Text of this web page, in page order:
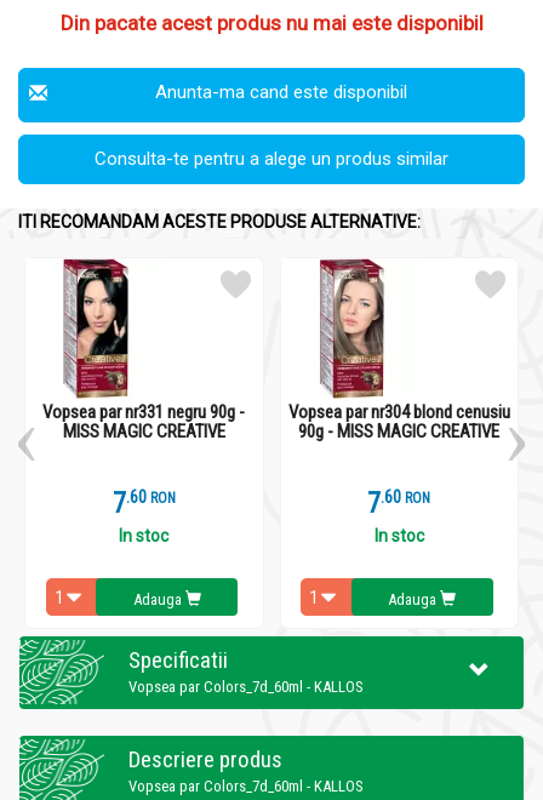
Din pacate acest produs nu mai este disponibil
Anunta-ma cand este disponibil
Consulta-te pentru a alege un produs similar
ITI RECOMANDAM ACESTE PRODUSE ALTERNATIVE:
Vopsea par nr331 negru 90g -
MISS MAGIC CREATIVE
7.6 RON
In stoc
Adauga
Vopsea par nr304 blond cenusiu
90g - MISS MAGIC CREATIVE
7.6 RON
In stoc
Adauga
Specificatii
Vopsea par Colors_7d_60ml - KALLOS
Descriere produs
Vopsea par Colors_7d_60ml - KALLOS